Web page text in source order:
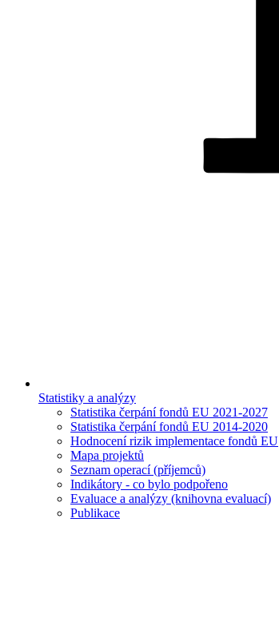
Statistiky a analýzy
Statistika čerpání fondů EU 2021-2027
Statistika čerpání fondů EU 2014-2020
Hodnocení rizik implementace fondů EU
Mapa projektů
Seznam operací (příjemců)
Indikátory - co bylo podpořeno
Evaluace a analýzy (knihovna evaluací)
Publikace